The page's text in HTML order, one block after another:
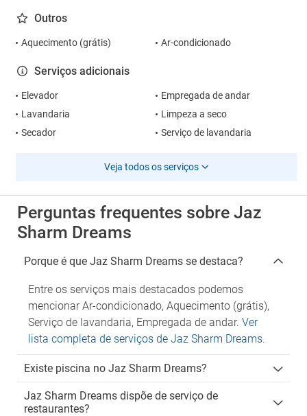
Outros
Aquecimento (grátis) Ar-condicionado
Serviços adicionais
Elevador
Empregada de andar
Lavandaria
Limpeza a seco
Secador
Serviço de lavandaria
Veja todos os serviços
Perguntas frequentes sobre Jaz
Sharm Dreams
Porque é que Jaz Sharm Dreams se destaca?
Entre os serviços mais destacados podemos
mencionar Ar-condicionado, Aquecimento (grátis),
Serviço de lavandaria, Empregada de andar. Ver
lista completa de serviços de Jaz Sharm Dreams.
Existe piscina no Jaz Sharm Dreams?
Jaz Sharm Dreams dispõe de serviço de
restaurantes?